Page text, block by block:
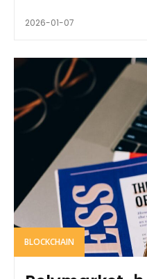
2026-01-07
BLOCKCHAIN